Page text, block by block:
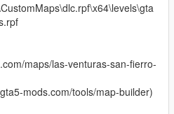
maps/las-venturas-san-fierro-
mods.com/tools/map-builder)